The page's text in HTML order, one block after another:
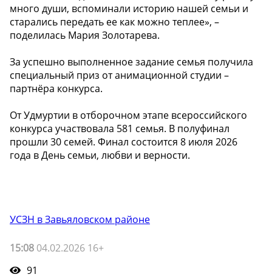
много души, вспоминали историю нашей семьи и
старались передать ее как можно теплее», –
поделилась Мария Золотарева.
За успешно выполненное задание семья получила
специальный приз от анимационной студии –
партнёра конкурса.
От Удмуртии в отборочном этапе всероссийского
конкурса участвовала 581 семья. В полуфинал
прошли 30 семей. Финал состоится 8 июля 2026
года в День семьи, любви и верности.
УСЗН в Завьяловском районе
15:08 04.02.2026 16+
91